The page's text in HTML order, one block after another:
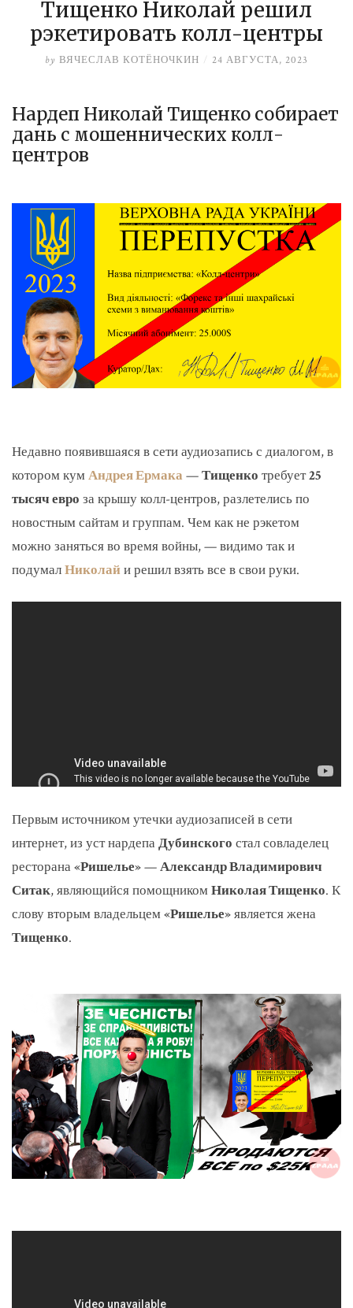
Тищенко Николай решил
рэкетировать колл-центры
by ВЯЧЕСЛАВ КОТЁНОЧКИН / 24 АВГУСТА, 2023
Нардеп Николай Тищенко собирает
дань с мошеннических колл-
центров
Недавно появившаяся в сети аудиозапись с диалогом, в
котором кумАндрея Ермака —Тищенко требует25
тысяч евро за крышу колл-центров, разлетелись по
новостным сайтам и группам. Чем как не рэкетом
можно заняться во время войны, — видимо так и
подумалНиколайи решил взять все в свои руки.
Первым источником утечки аудиозаписей в сети
интернет, из уст нардепаДубинского стал совладелец
ресторана«Ришелье»—Александр Владимирович
Ситак, являющийся помощникомНиколая Тищенко. К
слову вторым владельцем«Ришелье»является жена
Тищенко.